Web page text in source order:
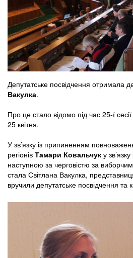
Депутатське посвідчення отримала
Вакулка.
Про це стало відомо під час 25-ї
25 квітня.
У зв’язку із припиненням
регіонів Тамари Ковальчук у
наступною за черговістю за виборчим
стала Світлана Вакулка,
вручили депутатське посвідчення та